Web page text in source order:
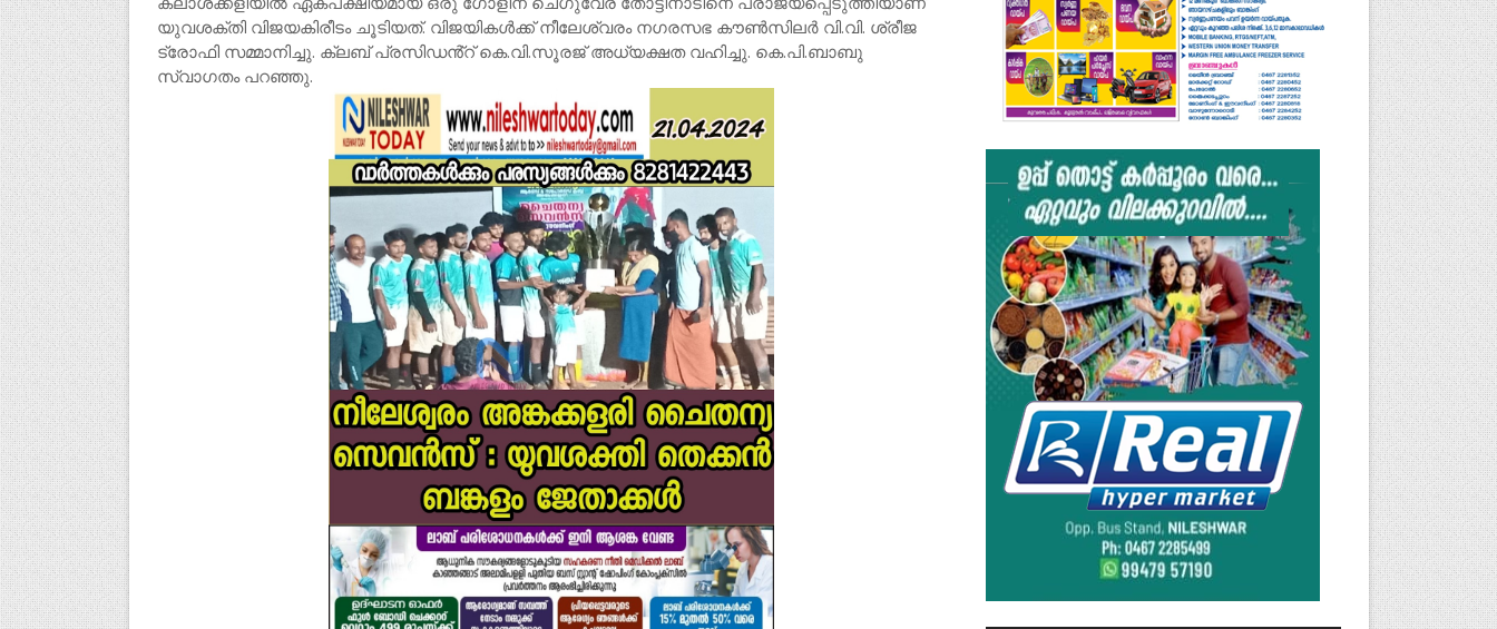
യുവശക്തി വിജയകിരീടം ചൂടിയത്. വിജയികൾക്ക് നീലേശ്വരം നഗരസഭ കൗൺസിലർ വി.വി. ശ്രീജ
ട്രോഫി സമ്മാനിച്ചു. ക്ലബ് പ്രസിഡൻ്റ് കെ.വി.സൂരജ് അധ്യക്ഷത വഹിച്ചു. കെ.പി.ബാബു
സ്വാഗതം പറഞ്ഞു.